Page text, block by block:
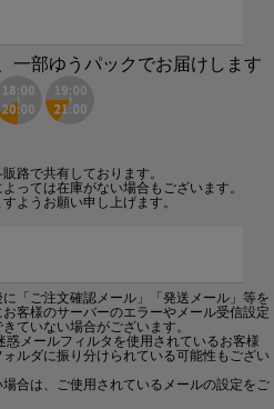
一部ゆうパックでお届けします
路で共有しております。
っては在庫がない場合もございます。
ようお願い申し上げます。
「ご注文確認メール」「発送メール」等を
客様のサーバーのエラーやメール受信設定
ていない場合がございます。
メールフィルタを使用されているお客様
ルダに振り分けられている可能性もござい
合は、ご使用されているメールの設定をご